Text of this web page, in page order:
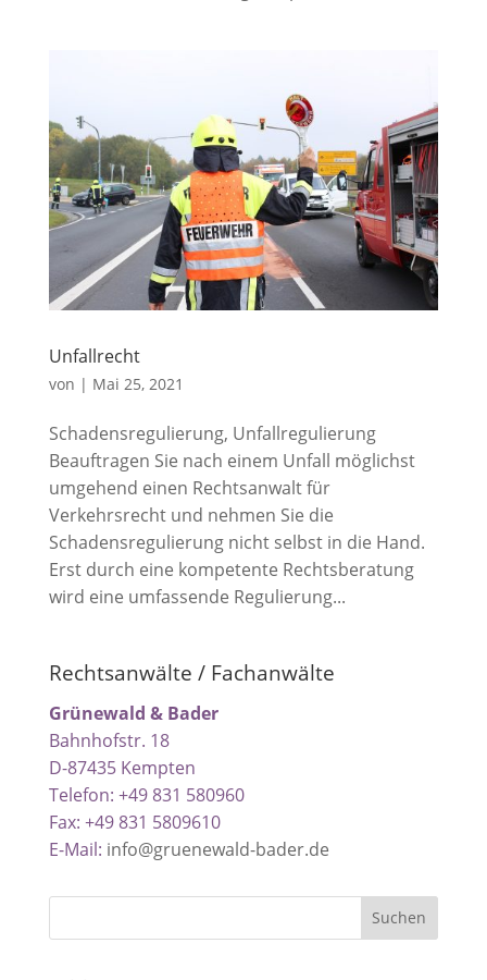
Unfallrecht
von | Mai 25, 2021
Schadensregulierung, Unfallregulierung
Beauftragen Sie nach einem Unfall möglichst
umgehend einen Rechtsanwalt für
Verkehrsrecht und nehmen Sie die
Schadensregulierung nicht selbst in die Hand.
Erst durch eine kompetente Rechtsberatung
wird eine umfassende Regulierung...
Rechtsanwälte / Fachanwälte
Grünewald & Bader
Bahnhofstr. 18
D-87435 Kempten
Telefon: +49 831 580960
Fax: +49 831 5809610
E-Mail: info@gruenewald-bader.de